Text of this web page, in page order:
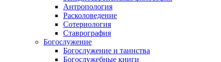
Антропология
Расколоведение
Сотериология
Ставрография
Богослужение
Богослужение и таинства
Богослужебные книги